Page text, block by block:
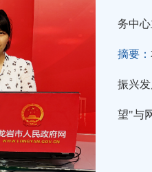
务中
摘要：
振兴
望"与